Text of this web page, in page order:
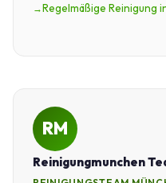
Regelmäßige Reinigung
RM
Reinigungmunchen